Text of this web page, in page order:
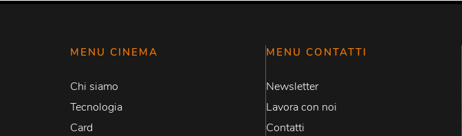
MENU CINEMA
Chi siamo
Tecnologia
Card
MENU CONTATTI
Newsletter
Lavora con noi
Contatti